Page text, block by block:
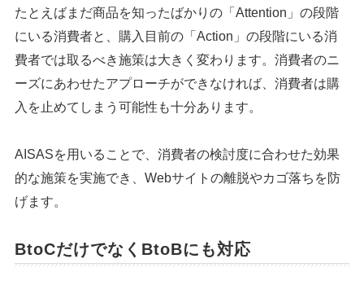
たとえばまだ商品を知ったばかりの「Attention」の段階
にいる消費者と、購入目前の「Action」の段階にいる消
費者では取るべき施策は大きく変わります。消費者のニ
ーズにあわせたアプローチができなければ、消費者は購
入を止めてしまう可能性も十分あります。
AISASを用いることで、消費者の検討度に合わせた効果
的な施策を実施でき、Webサイトの離脱やカゴ落ちを防
げます。
BtoCだけでなくBtoBにも対応